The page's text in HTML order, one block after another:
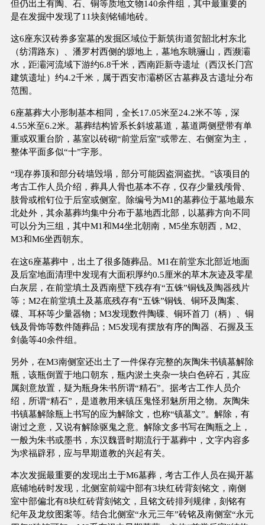
但仍出土有陶、石、铜等质地文物140余件组，其中最重要的
是在发掘中发现了11块刻铭铺地砖。
这6座东汉砖券多室墓的发掘区域位于新筑街道贺韶北村东北
（纺渭路东）、潘罗村西侧的塬地上，墓地东眺骊山，西濒灞
水，距灞河流域下游约6.8千米，西南距新寺遗址（西汉长门宫
建筑遗址）约4.2千米，属于西安市灞桥区古墓葬及古遗址分布
范围。
6座墓葬大小形制基本相同，全长17.05米至24.2米不等，深
4.55米至6.2米。墓葬结构皆系长斜坡墓道，墓道两侧壁带有单
重或双重台阶，墓室以砖砌“前堂后室”或带左、右侧室为主，
整体平面多似“十”字形。
“现存券顶和部分砖墙毁塌，部分可能因盗洞盗扰。”该项目的
考古工作人员介绍，葬具人骨也基本不存，仅存少量残颅骨、
肢骨或棺钉位于后室或侧室。除编号为M1的墓葬位于墓地最东
北处外，其余墓葬均集中分布于墓地西北部，以墓葬方向不同
可以分为三组，其中M1和M4坐北朝南，M5坐东朝西，M2、
M3和M6坐西朝东。
在这6座墓葬中，出土了很多随葬品。M1在前堂东北部近地面
及后室地面清理中发现有大面积厚约0.5厘米的草木灰迹及零星
白灰层，在前堂填土及西南壁下残存有“五铢”铜钱及陶器残片
等；M2在前堂填土及墓底残存有“五铢”铜钱、铜环及陶案、
碟、耳杯等少量器物；M3发现数件陶碟、铜环首刀（柄）、铜
钱及骨饰等数件随葬品；M5发现有摆放有序的陶器、石握及玉
剑彘等40余件组。
另外，在M3南侧室还出土了一件保存完整的灰陶朱书镇墓解除
瓶，该瓶倒置于地口朝东，瓶内淤土夹杂一块白色碎石，其应
属刻意放置，疑为瓶身朱书所谓“精石”。据考古工作人员介
绍，所谓“精石”，是道教用来镇压鬼怪邪魅所用之物。灰陶朱
书镇墓解除瓶上书写的应为解除文，也称“镇墓文”。解除，有
谢过之意，又说有解除驱鬼之意。解除文多书写在陶瓶之上，
一般为朱书或墨书，东汉魏晋时期流行于墓葬中，文字内容多
为求福辟邪，应与早期道教的兴起有关。
本次发掘最重要的发现出土于M6墓葬，考古工作人员在揭开墓
底铺地砖时发现，北侧室前端中部有3块红砖背刻铭文，南侧
室中部偏北有8块红砖背刻铭文，且铭文砖排列规律，刻铭有
纪年及龙纹图案等。结合北侧室“永元三年”砖铭及南侧室“永元